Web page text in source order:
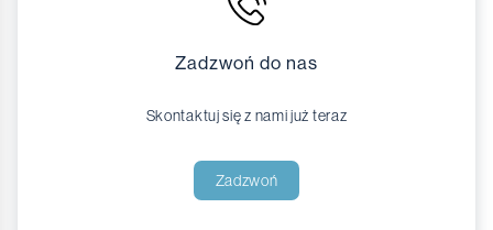
Zadzwoń do nas
Skontaktuj się z nami już teraz
Zadzwoń